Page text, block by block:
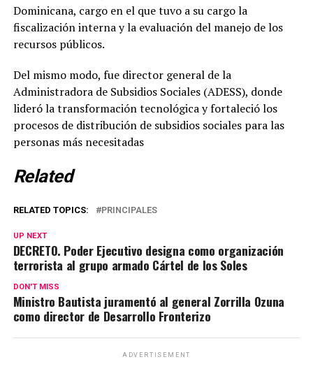
Dominicana, cargo en el que tuvo a su cargo la
fiscalización interna y la evaluación del manejo de los
recursos públicos.
Del mismo modo, fue director general de la
Administradora de Subsidios Sociales (ADESS), donde
lideró la transformación tecnológica y fortaleció los
procesos de distribución de subsidios sociales para las
personas más necesitadas
Related
RELATED TOPICS: PRINCIPALES
UP NEXT
DECRETO. Poder Ejecutivo designa como organización
terrorista al grupo armado Cártel de los Soles
DON'T MISS
Ministro Bautista juramentó al general Zorrilla Ozuna
como director de Desarrollo Fronterizo
ADVERTISEMENT